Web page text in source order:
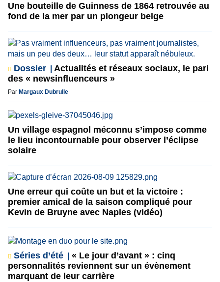
Une bouteille de Guinness de 1864 retrouvée au
fond de la mer par un plongeur belge
Dossier
Actualités et réseaux sociaux, le pari
des « newsinfluenceurs »
Par Margaux Dubrulle
Un village espagnol méconnu s’impose comme
le lieu incontournable pour observer l’éclipse
solaire
Une erreur qui coûte un but et la victoire :
premier amical de la saison compliqué pour
Kevin de Bruyne avec Naples (vidéo)
Séries d’été
« Le jour d’avant » : cinq
personnalités reviennent sur un évènement
marquant de leur carrière